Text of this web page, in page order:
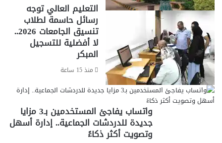
التعليم العالي توجه
رسائل حاسمة لطلاب
تنسيق الجامعات 2026..
لا أفضلية للتسجيل
المبكر
منذ 15 ساعة
واتساب يفاجئ المستخدمين بـ3 مزايا
جديدة للدردشات الجماعية.. إدارة أسهل
وتصويت أكثر ذكاءً